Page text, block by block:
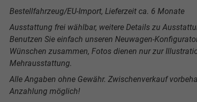
Bestellfahrzeug/EU-Import, Lieferzeit ca. 6 Monate
Ausstattung frei wählbar, weitere Details zu
Benutzen Sie einfach unseren Neuwagen-
Wünschen zusammen, Fotos dienen nur zur
Mehrausstattung.
Alle Angaben ohne Gewähr. Zwischenverkauf
Anzahlung möglich!